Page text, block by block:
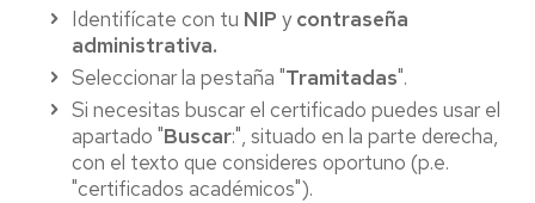
Identifícate con tu NIP ycontraseña
administrativa.
Seleccionar la pestaña "Tramitadas".
Si necesitas buscar el certificado puedes usar el
apartado "Buscar:", situado en la parte derecha,
con el texto que consideres oportuno (p.e.
"certificados académicos").